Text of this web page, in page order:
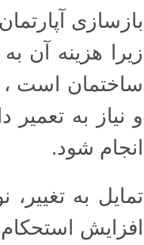
بازسازی
زیرا هزینه آن
ساختمان است ،
و نیاز به تعمیر
انجام شود.
تمایل به
افزایش